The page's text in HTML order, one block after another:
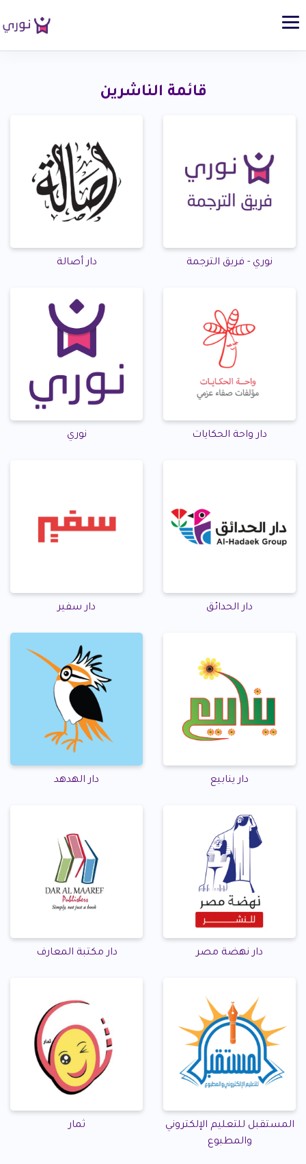
قائمة الناشرين
نوري - فريق الترجمة دار أصالة
دار واحة الحكايات نوري
دار الحدائق دار سفير
دار ينابيع دار الهدهد
دار نهضة مصر دار مكتبة المعارف
المستقبل للتعليم الإلكتروني
والمطبوع
ثمار